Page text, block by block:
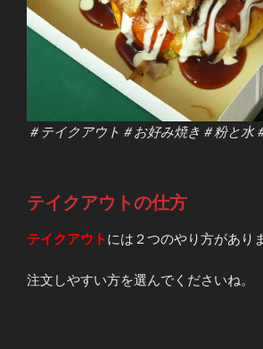
＃テイクアウト＃お好み焼き＃粉と水
テイクアウトの仕方
テイクアウト には２つのやり方があり
注文しやすい方を選んでくださいね。